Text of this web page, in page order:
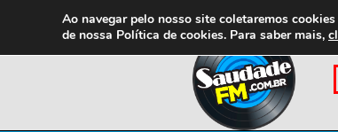
Ao navegar pelo nosso site coletaremos
de nossa Política de cookies. Para saber mais,